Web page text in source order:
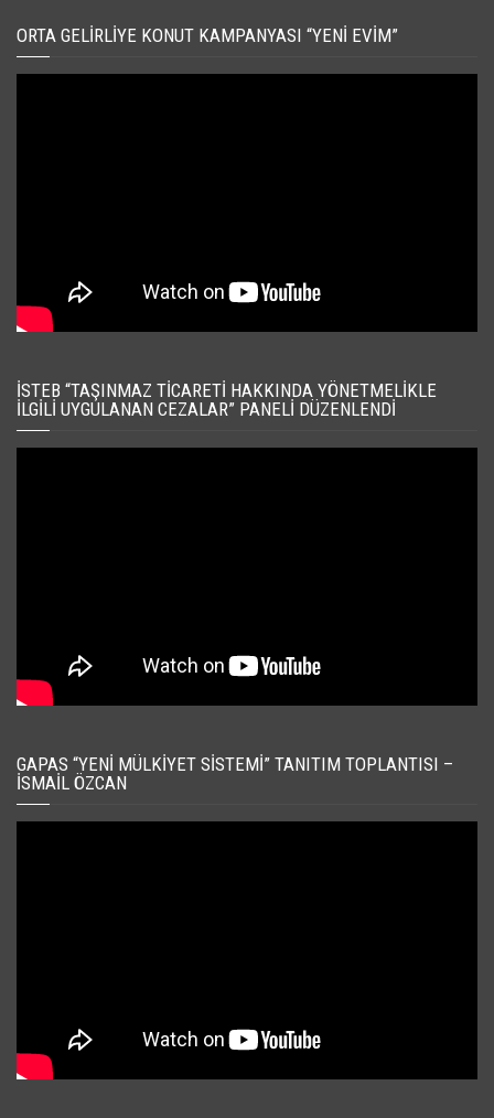
ORTA GELIRLIYE KONUT KAMPANYASI “YENI EVIM”
İSTEB “TAŞINMAZ TICARETI HAKKINDA YÖNETMELIKLE
İLGILI UYGULANAN CEZALAR” PANELI DÜZENLENDI
GAPAS “YENI MÜLKIYET SISTEMI” TANITIM TOPLANTISI –
İSMAIL ÖZCAN